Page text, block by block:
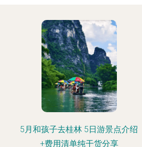
5月和孩子去桂林 5日游景点介绍
+费用清单纯干货分享